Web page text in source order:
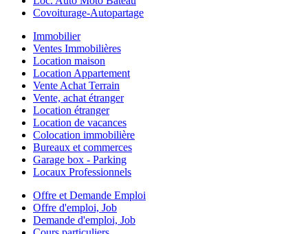
Covoiturage-Autopartage
Immobilier
Ventes Immobilières
Location maison
Location Appartement
Vente Achat Terrain
Vente, achat étranger
Location étranger
Location de vacances
Colocation immobilière
Bureaux et commerces
Garage box - Parking
Locaux Professionnels
Offre et Demande Emploi
Offre d'emploi, Job
Demande d'emploi, Job